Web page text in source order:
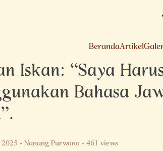
BerandaArtikel
Iskan: “Saya
Bahasa
-Nanang Purwono- 461 views